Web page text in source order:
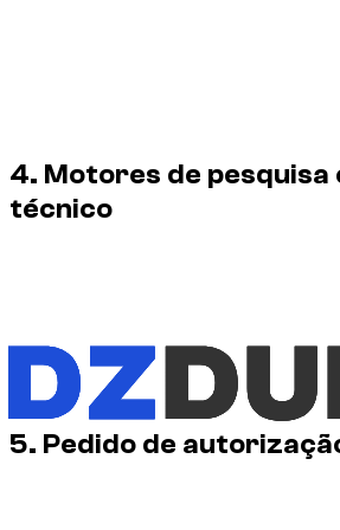
4. Motores de
técnico
Os metadados podem identificar o
direitos, o crédito e o URL desta
5. Pedido de